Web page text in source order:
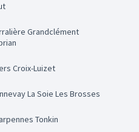
Croix-Luizet
La Soie Les Brosses
Tonkin